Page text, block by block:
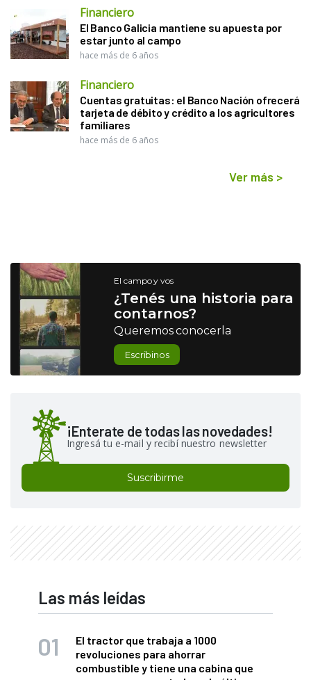
Financiero
El Banco Galicia mantiene su apuesta por
estar junto al campo
hace más de 6 años
Financiero
Cuentas gratuitas: el Banco Nación ofrecerá
tarjeta de débito y crédito a los agricultores
familiares
hace más de 6 años
Ver más >
El campo y vos
¿Tenés una historia para
contarnos?
Queremos conocerla
Escribinos
¡Enterate de todas las novedades!
Ingresá tu e-mail y recibí nuestro newsletter
Suscribirme
Las más leídas
El tractor que trabaja a 1000
revoluciones para ahorrar
combustible y tiene una cabina que